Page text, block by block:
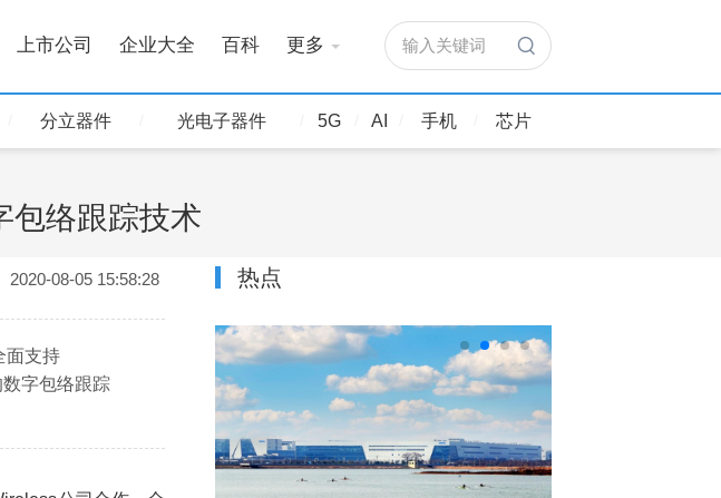
上市公司 企业大全 百科 更多 输入关键词
分立器件 光电子器件 5G AI 手机 芯片
包络跟踪技术
2020-08-05 15:58:28
面支持
字包络跟踪
热点